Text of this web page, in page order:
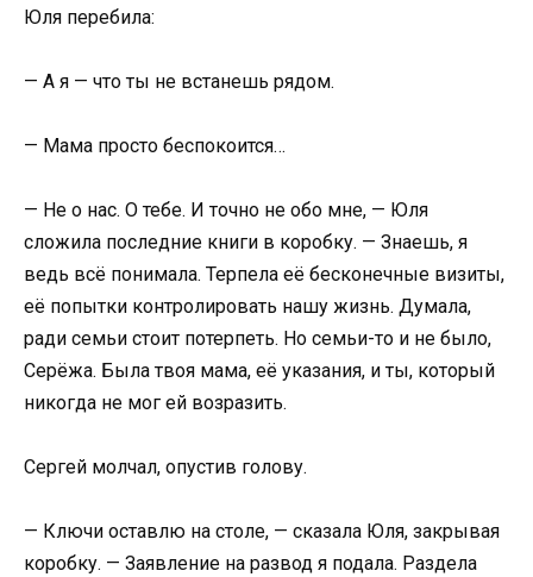
Юля перебила:
— А я — что ты не встанешь рядом.
— Мама просто беспокоится…
— Не о нас. О тебе. И точно не обо мне, — Юля
сложила последние книги в коробку. — Знаешь, я
ведь всё понимала. Терпела её бесконечные визиты,
её попытки контролировать нашу жизнь. Думала,
ради семьи стоит потерпеть. Но семьи-то и не было,
Серёжа. Была твоя мама, её указания, и ты, который
никогда не мог ей возразить.
Сергей молчал, опустив голову.
— Ключи оставлю на столе, — сказала Юля, закрывая
коробку. — Заявление на развод я подала. Раздела